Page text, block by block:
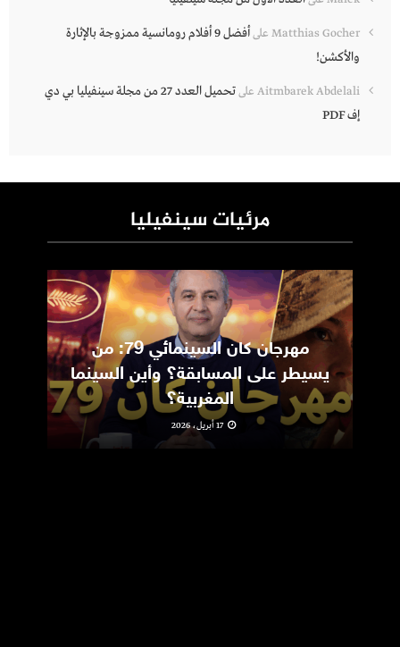
Matthias Gocher على
أفضل 9 أفلام رومانسية ممزوجة بالإثارة
والأكشن!
Aitmbarek Abdelali على
تحميل العدد 27 من مجلة سينفيليا بي دي
إف PDF
مرئيات سينفيليا
مهرجان كان السينمائي 79: من
يسيطر على المسابقة؟ وأين السينما
المغربية؟
17 أبريل، 2026